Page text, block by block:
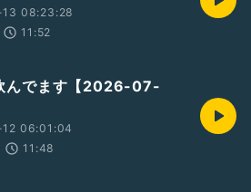
08:23:28
11:52
んでます【2026-07-
06:01:04
11:48